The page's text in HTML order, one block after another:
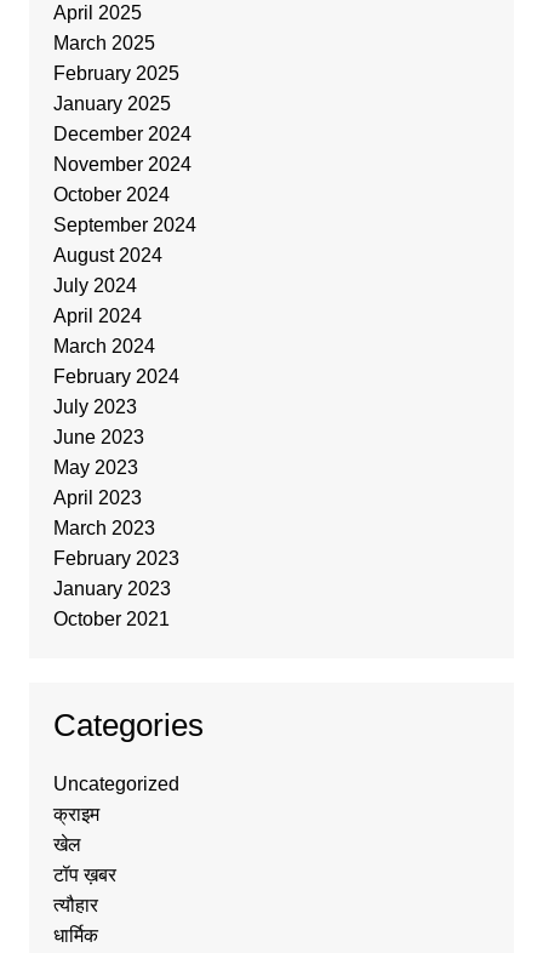
April 2025
March 2025
February 2025
January 2025
December 2024
November 2024
October 2024
September 2024
August 2024
July 2024
April 2024
March 2024
February 2024
July 2023
June 2023
May 2023
April 2023
March 2023
February 2023
January 2023
October 2021
Categories
Uncategorized
क्राइम
खेल
टॉप ख़बर
त्यौहार
धार्मिक